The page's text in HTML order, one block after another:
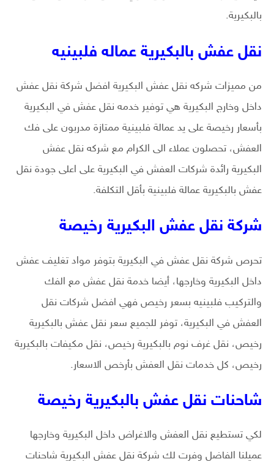
بالبكيرية.
نقل عفش بالبكيرية عماله فلبينيه
من مميزات شركه نقل عفش البكيرية افضل شركة نقل عفش
داخل وخارج البكيرية هي توفير خدمه نقل عفش في البكيرية
بأسعار رخيصة على يد عمالة فلبينية ممتازة مدربون على فك
العفش، تحصلون عملاء الى الكرام مع شركه نقل عفش
البكيرية رائدة شركات العفش في البكيرية على اعلى جودة نقل
عفش بالبكيرية عمالة فلبينية بأقل التكلفة.
شركة نقل عفش البكيرية رخيصة
تحرص شركة نقل عفش في البكيرية بتوفر مواد تغليف عفش
داخل البكيرية وخارجها، أيضا خدمة نقل عفش مع الفك
والتركيب فلبينيه بسعر رخيص فهي افضل شركات نقل
العفش في البكيرية، توفر للجميع سعر نقل عفش بالبكيرية
رخيص، نقل غرف نوم بالبكيرية رخيص، نقل مكيفات بالبكيرية
رخيص، كل خدمات نقل العفش بأرخص الاسعار.
شاحنات نقل عفش بالبكيرية رخيصة
لكي تستطيع نقل العفش والاغراض داخل البكيرية وخارجها
عميلنا الفاضل وفرت لك شركة نقل عفش البكيرية شاحنات